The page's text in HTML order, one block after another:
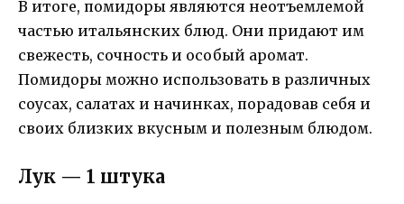
В итоге, помидоры являются неотъемлемой
частью итальянских блюд. Они придают им
свежесть, сочность и особый аромат.
Помидоры можно использовать в различных
соусах, салатах и начинках, порадовав себя и
своих близких вкусным и полезным блюдом.
Лук — 1 штука